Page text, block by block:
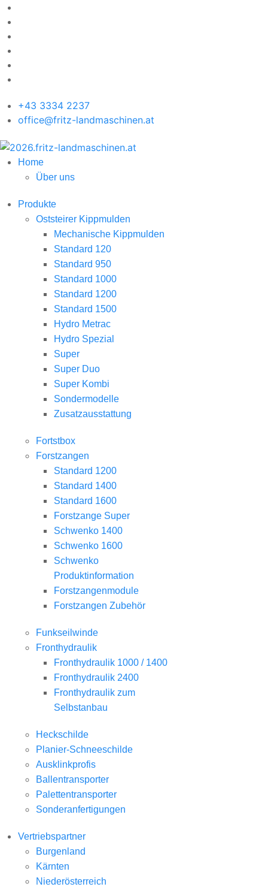
+43 3334 2237
office@fritz-landmaschinen.at
Home
Über uns
Produkte
Oststeirer Kippmulden
Mechanische Kippmulden
Standard 120
Standard 950
Standard 1000
Standard 1200
Standard 1500
Hydro Metrac
Hydro Spezial
Super
Super Duo
Super Kombi
Sondermodelle
Zusatzausstattung
Fortstbox
Forstzangen
Standard 1200
Standard 1400
Standard 1600
Forstzange Super
Schwenko 1400
Schwenko 1600
Schwenko
Produktinformation
Forstzangenmodule
Forstzangen Zubehör
Funkseilwinde
Fronthydraulik
Fronthydraulik 1000 / 1400
Fronthydraulik 2400
Fronthydraulik zum
Selbstanbau
Heckschilde
Planier-Schneeschilde
Ausklinkprofis
Ballentransporter
Palettentransporter
Sonderanfertigungen
Vertriebspartner
Burgenland
Kärnten
Niederösterreich